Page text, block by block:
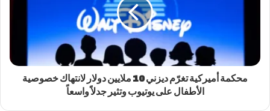
محكمة أميركية تغرّم ديزني 10 ملايين دولار لانتهاك خصوصية
الأطفال على يوتيوب وتثير جدلاً واسعاً